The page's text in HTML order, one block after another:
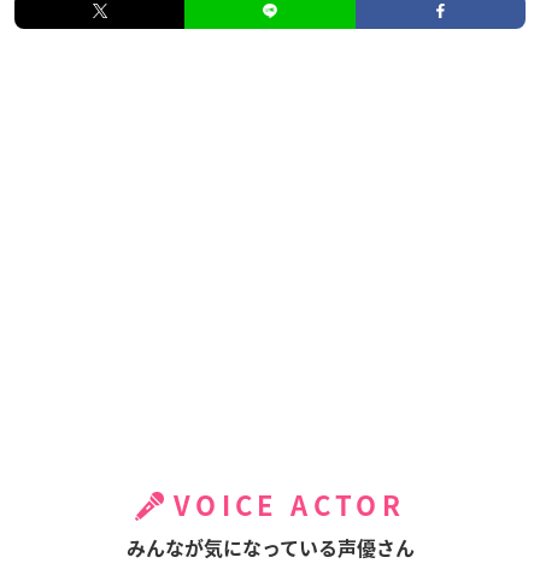
VOICE ACTOR
みんなが気になっている声優さん